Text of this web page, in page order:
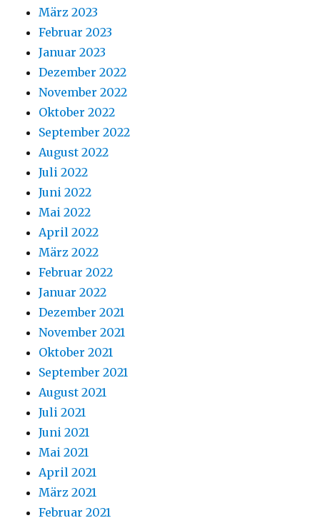
März 2023
Februar 2023
Januar 2023
Dezember 2022
November 2022
Oktober 2022
September 2022
August 2022
Juli 2022
Juni 2022
Mai 2022
April 2022
März 2022
Februar 2022
Januar 2022
Dezember 2021
November 2021
Oktober 2021
September 2021
August 2021
Juli 2021
Juni 2021
Mai 2021
April 2021
März 2021
Februar 2021